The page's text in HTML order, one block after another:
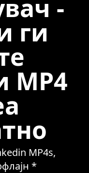
-
ги
MP4
MP4s,
*